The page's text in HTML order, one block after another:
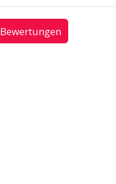
Bewertungen